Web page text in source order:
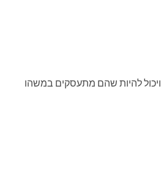
ויכול להיות שהם מתעסקים במשהו